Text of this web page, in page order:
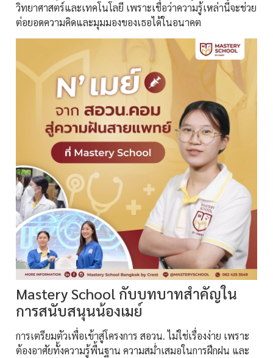
วิทยาศาสตร์และเทคโนโลยี เพราะเชื่อว่าความรู้เหล่านี้จะช่วย
ต่อยอดความคิดและมุมมองของเธอได้ในอนาคต
Mastery School กับบทบาทสำคัญใน
การสนับสนุนน้องเมย์
การเตรียมตัวเพื่อเข้าสู่โครงการ สอวน. ไม่ใช่เรื่องง่าย เพราะ
ต้องอาศัยทั้งความรู้พื้นฐาน ความสม่ำเสมอในการฝึกฝน และ